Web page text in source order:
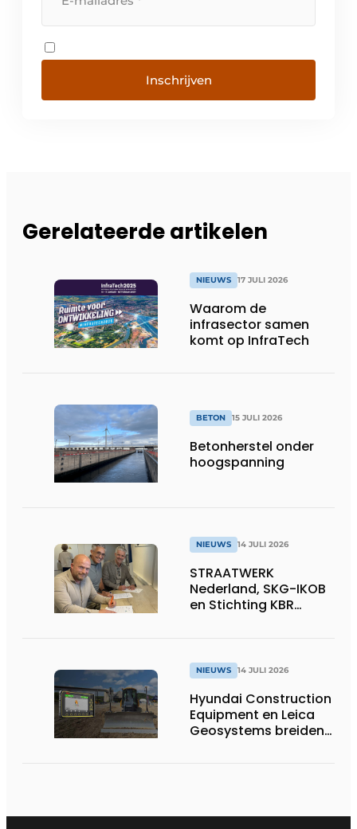
Inschrijven
Gerelateerde artikelen
NIEUWS 17 JULI 2026
Waarom de
infrasector samen
komt op InfraTech
BETON 15 JULI 2026
Betonherstel onder
hoogspanning
NIEUWS 14 JULI 2026
STRAATWERK
Nederland, SKG-IKOB
en Stichting KBR
voor één landelijke
kwaliteitsregeling
voor straatwerk
NIEUWS 14 JULI 2026
Hyundai Construction
Equipment en Leica
Geosystems breiden